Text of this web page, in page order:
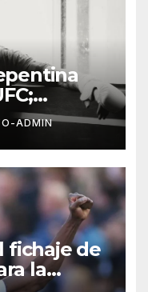
ADMIN
fichaje de
la